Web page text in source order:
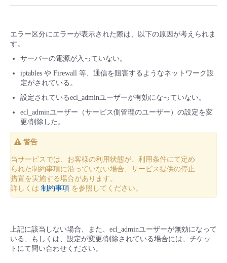
エラー区分にエラーが表示された際は、以下の原因が考えられま
す。
サーバーの電源が入っていない。
iptables や Firewall 等、通信を阻害するようなネットワーク設
定がされている。
設定されているecl_adminユーザーが有効になっていない。
ecl_adminユーザー（サービス側管理のユーザー）の設定を変
更/削除した。
警告
当サービスでは、お客様の利用状態が、利用条件にて定め
られた制約事項に沿っていない場合、サービス提供の停止
措置を実施する場合があります。
詳しくは 制約事項 を参照してください。
上記に該当しない場合、また、ecl_adminユーザーが無効になって
いる、もしくは、設定が変更/削除されている場合には、チケッ
トにて問い合わせください。